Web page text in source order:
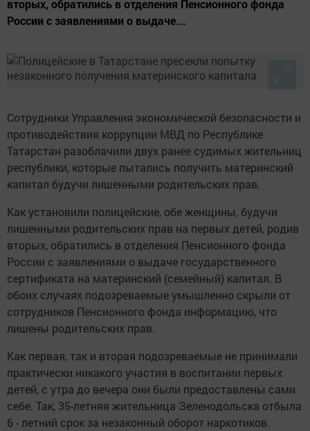
вторых, обратились в отделения Пенсионного фонда
России с заявлениями о выдаче...
Сотрудники Управления экономической безопасности и
противодействия коррупции МВД по Республике
Татарстан разоблачили двух ранее судимых жительниц
республики, которые пытались получить материнский
капитал будучи лишенными родительских прав.
Как установили полицейские, обе женщины, будучи
лишенными родительских прав на первых детей, родив
вторых, обратились в отделения Пенсионного фонда
России с заявлениями о выдаче государственного
сертификата на материнский (семейный) капитал. В
обоих случаях подозреваемые умышленно скрыли от
сотрудников Пенсионного фонда информацию, что
лишены родительских прав.
Как первая, так и вторая подозреваемые не принимали
практически никакого участия в воспитании первых
детей, с утра до вечера они были предоставлены сами
себе. Так, 35-летняя жительница Зеленодольска отбыла
6 - летний срок за незаконный оборот наркотиков.